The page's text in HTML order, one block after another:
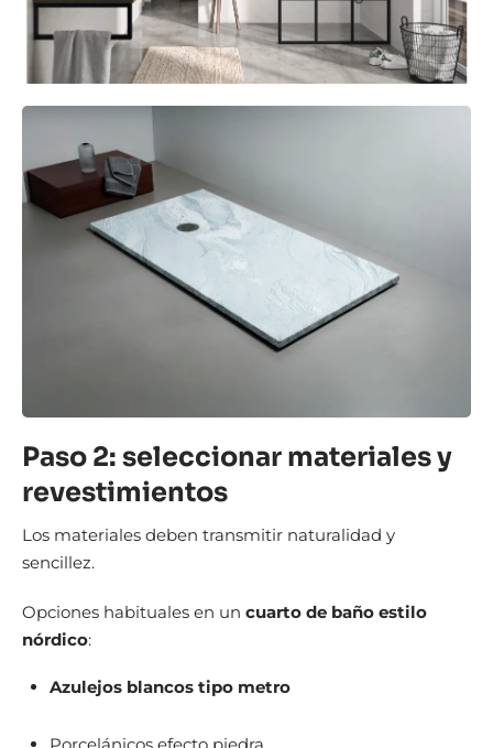
Paso 2: seleccionar materiales y
revestimientos
Los materiales deben transmitir naturalidad y
sencillez.
Opciones habituales en un cuarto de baño estilo
nórdico:
Azulejos blancos tipo metro